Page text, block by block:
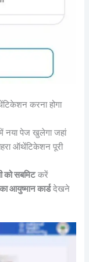
करना होगा
पेज खुलेगा जहां
ऑथेंटिकेशन पूरी
को सबमिटकरें
आयुष्मान कार्डदेखने